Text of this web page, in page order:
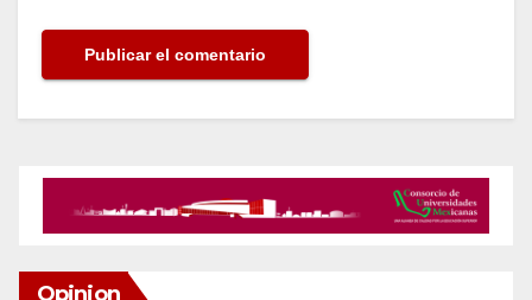
Opinion